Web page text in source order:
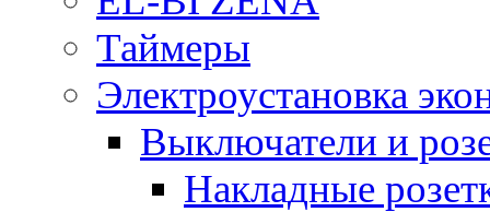
Таймеры
Электроустановка
Выключатели и
Накладные